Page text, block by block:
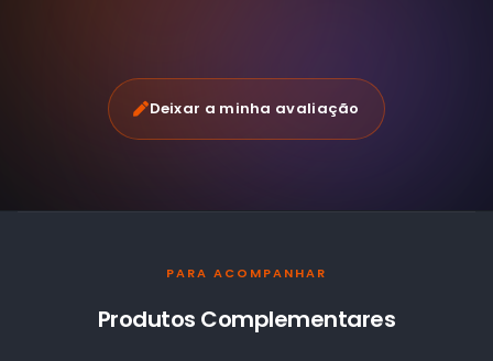
Deixar a minha avaliação
PARA ACOMPANHAR
Produtos Complementares